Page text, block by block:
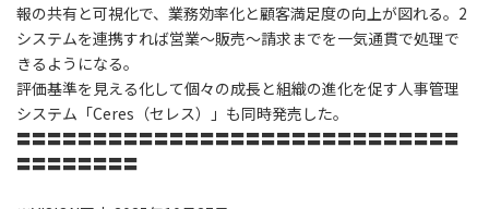
報の共有と可視化で、業務効率化と顧客満足度の向上が図れる。2
システムを連携すれば営業～販売～請求までを一気通貫で処理で
きるようになる。
評価基準を見える化して個々の成長と組織の進化を促す人事管理
システム「Ceres（セレス）」も同時発売した。
〓〓〓〓〓〓〓〓〓〓〓〓〓〓〓〓〓〓〓〓〓〓〓〓〓〓〓〓〓
〓〓〓〓〓〓〓〓